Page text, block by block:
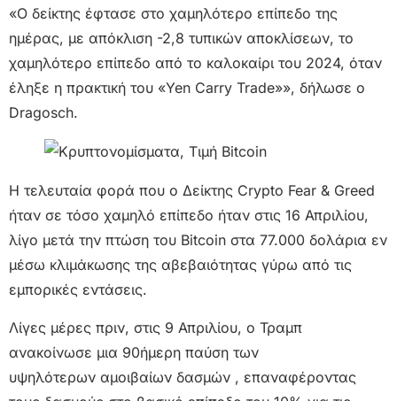
«Ο δείκτης έφτασε στο χαμηλότερο επίπεδο της
ημέρας, με απόκλιση -2,8 τυπικών αποκλίσεων, το
χαμηλότερο επίπεδο από το καλοκαίρι του 2024, όταν
έληξε η πρακτική του «Yen Carry Trade»», δήλωσε ο
Dragosch.
Η τελευταία φορά που ο Δείκτης Crypto Fear & Greed
ήταν σε τόσο χαμηλό επίπεδο ήταν στις 16 Απριλίου,
λίγο μετά την πτώση του Bitcoin στα 77.000 δολάρια εν
μέσω κλιμάκωσης της αβεβαιότητας γύρω από τις
εμπορικές εντάσεις.
Λίγες μέρες πριν, στις 9 Απριλίου, ο Τραμπ
ανακοίνωσε μια 90ήμερη παύση των
υψηλότερων αμοιβαίων δασμών , επαναφέροντας